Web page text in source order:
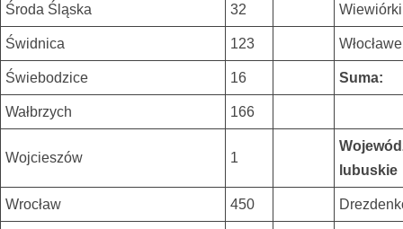
Środa Śląska 32 Wiewiórki
Świdnica 123
Świebodzice 16 Suma:
Wałbrzych 166
Wojcieszów 1
lubuskie
Wrocław 450